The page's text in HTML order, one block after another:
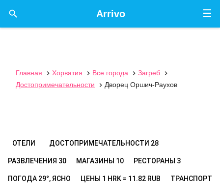
☰
Arrivo

Главная  Хорватия  Все города  Загреб

Достопримечательности
 Дворец Оршич-Раухов
ОТЕЛИ ДОСТОПРИМЕЧАТЕЛЬНОСТИ 28
РАЗВЛЕЧЕНИЯ 30 МАГАЗИНЫ 10 РЕСТОРАНЫ 3
ПОГОДА 29°, ЯСНО ЦЕНЫ 1 HRK = 11.82 RUB ТРАНСПОРТ